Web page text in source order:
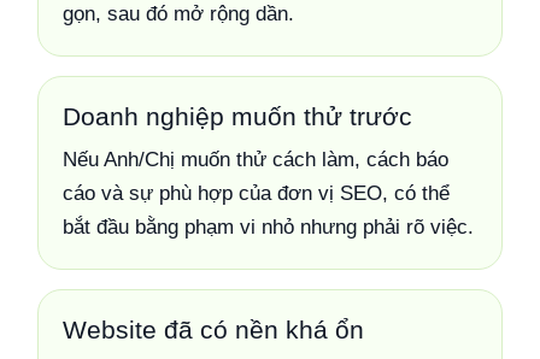
gọn, sau đó mở rộng dần.
Doanh nghiệp muốn thử trước
Nếu Anh/Chị muốn thử cách làm, cách báo
cáo và sự phù hợp của đơn vị SEO, có thể
bắt đầu bằng phạm vi nhỏ nhưng phải rõ việc.
Website đã có nền khá ổn